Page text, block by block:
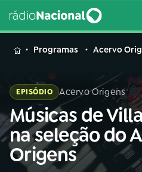
MENU
Buscar
na
Rádio
Nacional
Buscar
Programas Acervo
EPISÓDIO Acervo Origens
Músicas de
na seleção do
Origens